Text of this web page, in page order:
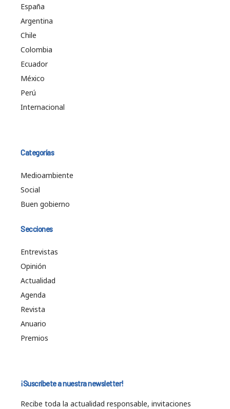
España
Argentina
Chile
Colombia
Ecuador
México
Perú
Internacional
Categorías
Medioambiente
Social
Buen gobierno
Secciones
Entrevistas
Opinión
Actualidad
Agenda
Revista
Anuario
Premios
¡Suscríbete a nuestra newsletter!
Recibe toda la actualidad responsable, invitaciones